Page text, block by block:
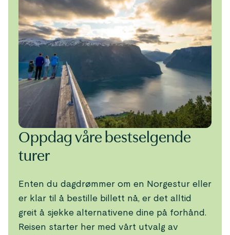
Oppdag våre bestselgende
turer
Enten du dagdrømmer om en Norgestur eller
er klar til å bestille billett nå, er det alltid
greit å sjekke alternativene dine på forhånd.
Reisen starter her med vårt utvalg av